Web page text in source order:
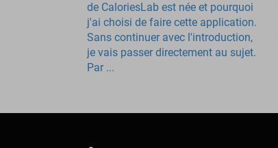
de CaloriesLab est née et pourquoi
j'ai choisi de faire cette application.
Sans continuer avec l'introduction,
je vais passer directement au sujet.
Par ...